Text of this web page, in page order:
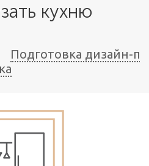
кухню
Подготовка дизайн-